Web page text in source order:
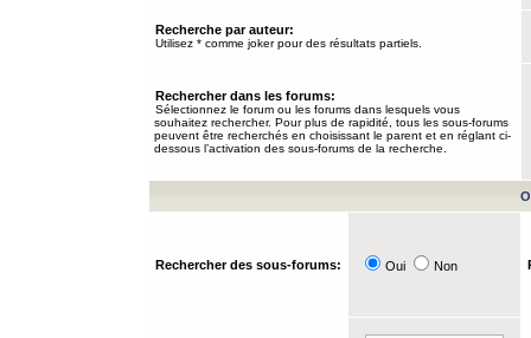
Recherche par auteur:
Utilisez * comme joker pour des résultats partiels.
Rechercher dans les forums:
Sélectionnez le forum ou les forums dans lesquels vous
souhaitez rechercher. Pour plus de rapidité, tous les sous-forums
peuvent être recherchés en choisissant le parent et en réglant ci-
dessous l’activation des sous-forums de la recherche.
Rechercher des sous-forums: Oui Non